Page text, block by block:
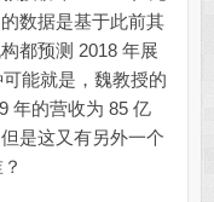
数据是基于此前其
都预测 2018 年展
能就是，魏教授的
年的营收为 85 亿
是这又有另外一个